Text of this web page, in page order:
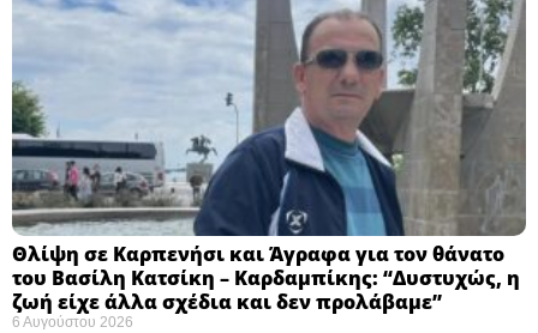
Θλίψη σε Καρπενήσι και Άγραφα για τον θάνατο
του Βασίλη Κατσίκη – Καρδαμπίκης: “Δυστυχώς, η
ζωή είχε άλλα σχέδια και δεν προλάβαμε”
6 Αυγούστου 2026